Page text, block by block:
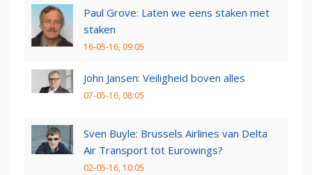
Paul Grove: Laten we eens staken met
staken
16-05-16, 09:05
John Jansen: Veiligheid boven alles
07-05-16, 08:05
Sven Buyle: Brussels Airlines van Delta
Air Transport tot Eurowings?
02-05-16, 10:05